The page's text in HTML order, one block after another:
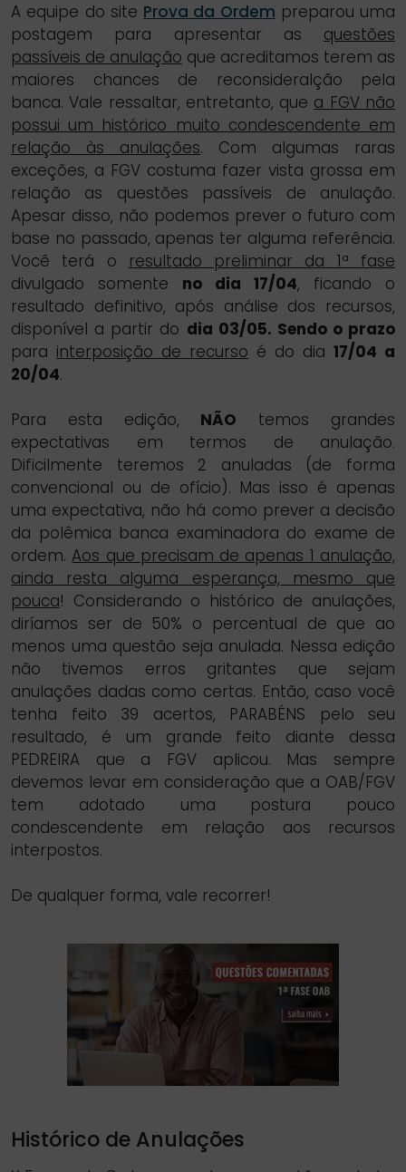
A equipe do site Prova da Ordem preparou uma
postagem para apresentar as questões
passíveis de anulação que acreditamos terem as
maiores chances de reconsideralção pela
banca. Vale ressaltar, entretanto, que a FGV não
possui um histórico muito condescendente em
relação às anulações. Com algumas raras
exceções, a FGV costuma fazer vista grossa em
relação as questões passíveis de anulação.
Apesar disso, não podemos prever o futuro com
base no passado, apenas ter alguma referência.
Você terá o resultado preliminar da 1ª fase
divulgado somente no dia 17/04, ficando o
resultado definitivo, após análise dos recursos,
disponível a partir do dia 03/05. Sendo o prazo
para interposição de recurso é do dia 17/04 a
20/04.
Para esta edição, NÃO temos grandes
expectativas em termos de anulação.
Dificilmente teremos 2 anuladas (de forma
convencional ou de ofício). Mas isso é apenas
uma expectativa, não há como prever a decisão
da polêmica banca examinadora do exame de
ordem. Aos que precisam de apenas 1 anulação,
ainda resta alguma esperança, mesmo que
pouca! Considerando o histórico de anulações,
diríamos ser de 50% o percentual de que ao
menos uma questão seja anulada. Nessa edição
não tivemos erros gritantes que sejam
anulações dadas como certas. Então, caso você
tenha feito 39 acertos, PARABÉNS pelo seu
resultado, é um grande feito diante dessa
PEDREIRA que a FGV aplicou. Mas sempre
devemos levar em consideração que a OAB/FGV
tem adotado uma postura pouco
condescendente em relação aos recursos
interpostos.
De qualquer forma, vale recorrer!
Histórico de Anulações